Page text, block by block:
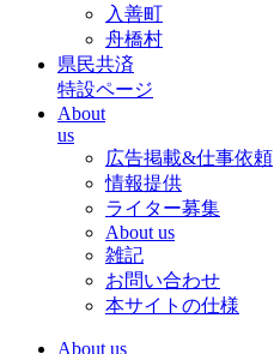
入善町
舟橋村
県民共済
特設ページ
About
us
広告掲載&仕事依頼
情報提供
ライター募集
About us
雑記
お問い合わせ
本サイトの仕様
About us